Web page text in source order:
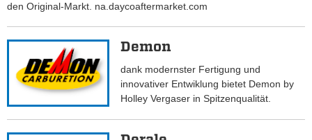
den Original-Markt. na.daycoaftermarket.com
Demon
dank modernster Fertigung und
innovativer Entwiklung bietet Demon by
Holley Vergaser in Spitzenqualität.